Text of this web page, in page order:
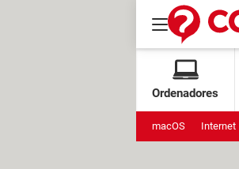
Ordenadores
macOS Internet